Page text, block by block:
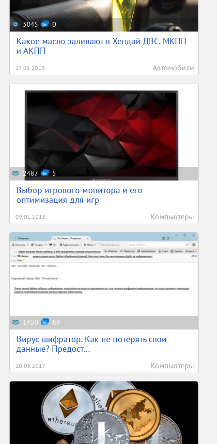
3045 0
Какое масло заливают в Хендай ДВС, МКПП
и АКПП
17.01.2019 Автомобили
2487 5
Выбор игрового монитора и его
оптимизация для игр
09.01.2018 Компьютеры
1450 89
Вирус шифратор. Как не потерять свои
данные? Предост...
10.03.2017 Компьютеры